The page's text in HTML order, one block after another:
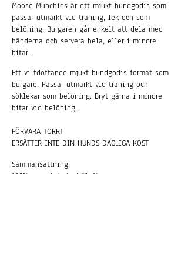
Moose Munchies är ett mjukt hundgodis som
passar utmärkt vid träning, lek och som
belöning. Burgaren går enkelt att dela med
händerna och servera hela, eller i mindre
bitar.
Ett viltdoftande mjukt hundgodis format som
burgare. Passar utmärkt vid träning och
söklekar som belöning. Bryt gärna i mindre
bitar vid belöning.
FÖRVARA TORRT
ERSÄTTER INTE DIN HUNDS DAGLIGA KOST
Sammansättning:
100% svensk torkad älgfärs